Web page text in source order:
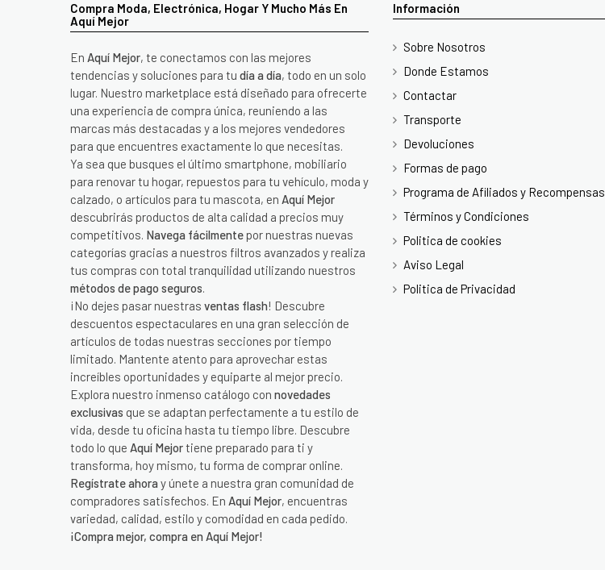
Compra Moda, Electrónica, Hogar Y Mucho Más En
Aquí Mejor
En Aquí Mejor, te conectamos con las mejores
tendencias y soluciones para tu día a día, todo en un solo
lugar. Nuestro marketplace está diseñado para ofrecerte
una experiencia de compra única, reuniendo a las
marcas más destacadas y a los mejores vendedores
para que encuentres exactamente lo que necesitas.
Ya sea que busques el último smartphone, mobiliario
para renovar tu hogar, repuestos para tu vehículo, moda y
calzado, o artículos para tu mascota, en Aquí Mejor
descubrirás productos de alta calidad a precios muy
competitivos. Navega fácilmente por nuestras nuevas
categorías gracias a nuestros filtros avanzados y realiza
tus compras con total tranquilidad utilizando nuestros
métodos de pago seguros.
¡No dejes pasar nuestras ventas flash! Descubre
descuentos espectaculares en una gran selección de
artículos de todas nuestras secciones por tiempo
limitado. Mantente atento para aprovechar estas
increíbles oportunidades y equiparte al mejor precio.
Explora nuestro inmenso catálogo con novedades
exclusivas que se adaptan perfectamente a tu estilo de
vida, desde tu oficina hasta tu tiempo libre. Descubre
todo lo que Aquí Mejortiene preparado para ti y
transforma, hoy mismo, tu forma de comprar online.
Regístrate ahora y únete a nuestra gran comunidad de
compradores satisfechos. En Aquí Mejor, encuentras
variedad, calidad, estilo y comodidad en cada pedido.
¡Compra mejor, compra en Aquí Mejor!
Información
Sobre Nosotros
Donde Estamos
Contactar
Transporte
Devoluciones
Formas de pago
Programa de Afiliados y Recompensas
Términos y Condiciones
Politica de cookies
Aviso Legal
Politica de Privacidad